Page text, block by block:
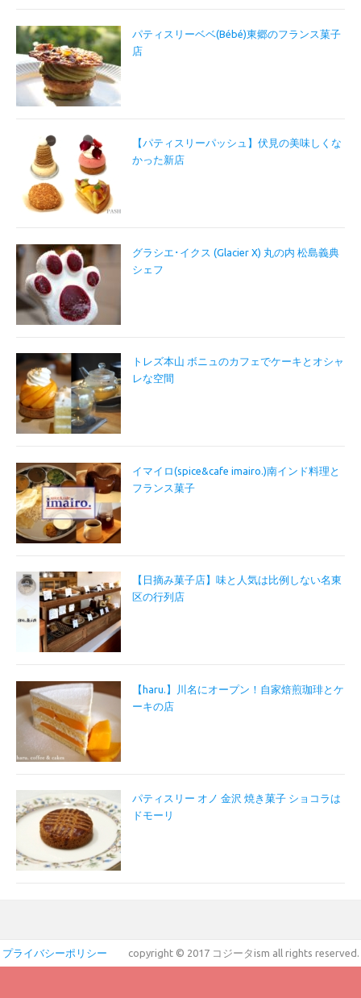
パティスリーベベ(Bébé)東郷のフランス菓子
店
【パティスリーパッシュ】伏見の美味しくな
かった新店
グラシエ･イクス (Glacier X) 丸の内 松島義典
シェフ
トレズ本山 ボニュのカフェでケーキとオシャ
レな空間
イマイロ(spice&cafe imairo.)南インド料理と
フランス菓子
【日摘み菓子店】味と人気は比例しない名東
区の行列店
【haru.】川名にオープン！自家焙煎珈琲とケ
ーキの店
パティスリー オノ 金沢 焼き菓子 ショコラは
ドモーリ
プライバシーポリシー copyright © 2017 コジータism all rights reserved.